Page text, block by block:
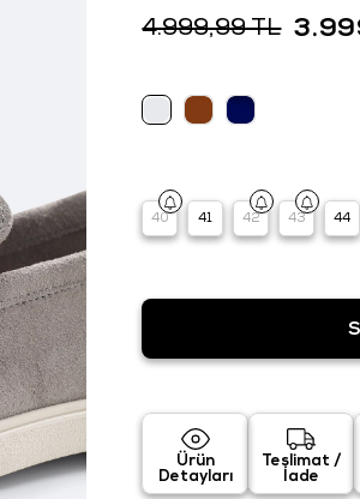
4.999,99 TL
40 41 42 43 44
Ürün
Detayları
Teslimat /
İade